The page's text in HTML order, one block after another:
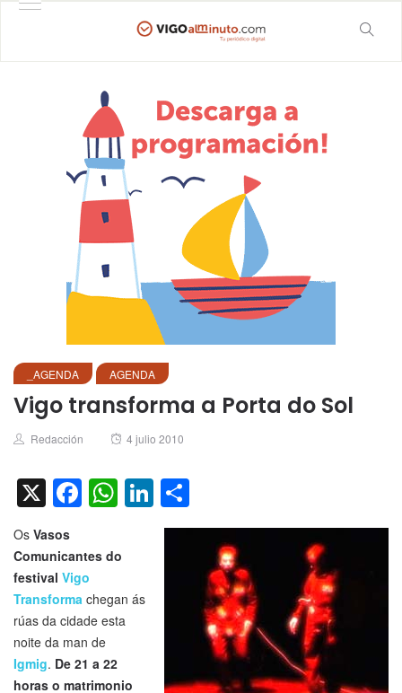
_AGENDA AGENDA
Vigo transforma a Porta do Sol
Author
Redacción
Posted
4 julio 2010
X Facebook
WhatsApp
LinkedIn
Os Vasos
Comunicantes do
festival Vigo
Transforma chegan ás
rúas da cidade esta
noite da man de
Igmig. De 21 a 22
horas o matrimonio